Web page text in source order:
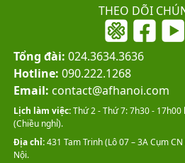
THEO DÕI
Tổng đài: 024.3634.3636
Hotline: 090.222.1268
Email: contact@afhanoi.com
Lịch làm việc:Thứ 2 - Thứ 7: 7h30 -
(Chiều nghỉ).
Địa chỉ:431 Tam Trinh (Lô 07 – 3A Cụm
Nội.